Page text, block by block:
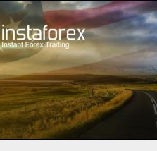
สำหรับเทรดเดอร์
การ